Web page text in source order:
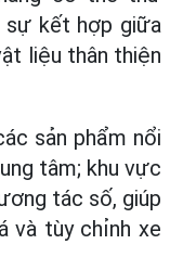
sự kết hợp giữa
liệu thân thiện
sản phẩm nổi
tâm; khu vực
tác số, giúp
và tùy chỉnh xe